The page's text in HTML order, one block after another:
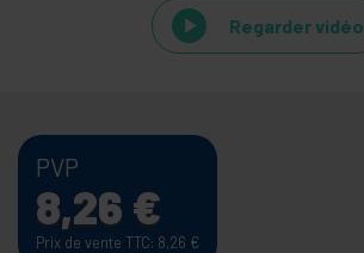
Regarder vidéo
PVP
8,26 €
Prix de vente TTC: 8,26 €